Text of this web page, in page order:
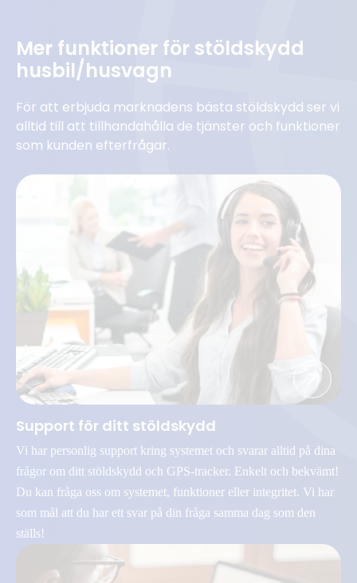
Mer funktioner för stöldskydd
husbil/husvagn
För att erbjuda marknadens bästa stöldskydd ser vi
alltid till att tillhandahålla de tjänster och funktioner
som kunden efterfrågar.
Support för ditt stöldskydd
Vi har personlig support kring systemet och svarar alltid på dina
frågor om ditt stöldskydd och GPS-tracker. Enkelt och bekvämt!
Du kan fråga oss om systemet, funktioner eller integritet. Vi har
som mål att du har ett svar på din fråga samma dag som den
ställs!